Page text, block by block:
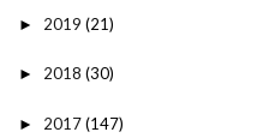
► 2019 (21)
► 2018 (30)
► 2017(147)